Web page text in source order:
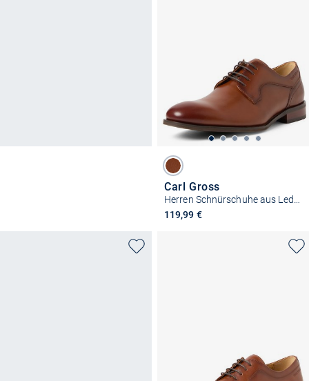
Carl Gross
Herren Schnürschuhe aus Leder
119,99 €